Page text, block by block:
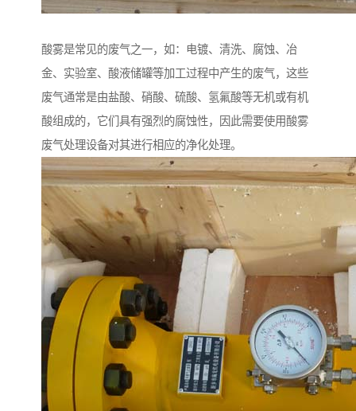
酸雾是常见的废气之一，如：电镀、清洗、腐蚀、冶
金、实验室、酸液储罐等加工过程中产生的废气，这些
废气通常是由盐酸、硝酸、硫酸、氢氟酸等无机或有机
酸组成的，它们具有强烈的腐蚀性，因此需要使用酸雾
废气处理设备对其进行相应的净化处理。